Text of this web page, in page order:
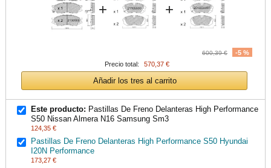
+ +
600,39 €
-5 %
Precio total:
570,37 €
Añadir los tres al carrito
Este producto: Pastillas De Freno Delanteras High Performance
S50 Nissan Almera N16 Samsung Sm3
124,35 €
Pastillas De Freno Delanteras High Performance S50 Hyundai
I20N Performance
173,27 €